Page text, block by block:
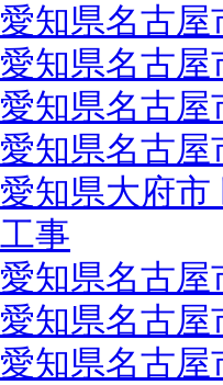
愛知県名古
愛知県名古
愛知県名古
愛知県名古
愛知県大府
工事
愛知県名古
愛知県名古
愛知県名古